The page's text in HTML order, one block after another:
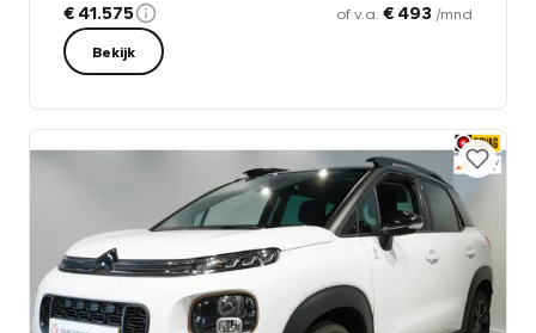
€ 41.575 of v.a. € 493 /mnd
Bekijk